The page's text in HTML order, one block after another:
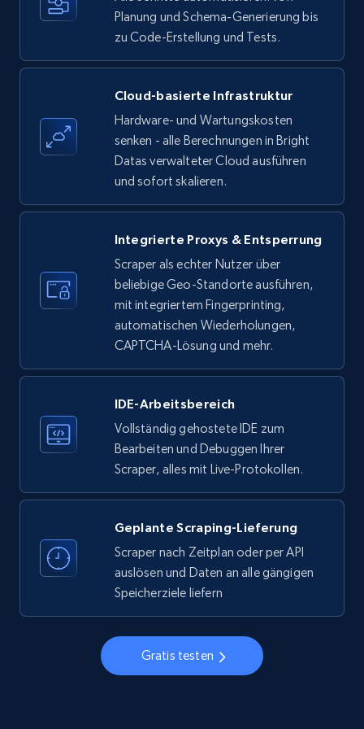
35.3K+ 5.7K+ Gratis testen
Amazon products - find products by using
upc numbers
Title, Seller name, Brand, Description, Initial
price, Currency, Availability, Reviews count, and
LinkedIn company information
ID, Name, Country code, Locations, Followers,
Employees in linkedin, About, Specialties, and
3.5K+ Gratis testen
business account, Is professional account, Is
verified, and more.
3.5K+ Gratis testen
Instagram - Profiles - Collect profile
Planung und Schema-Generierung bis
zu Code-Erstellung und Tests.
Cloud-basierte Infrastruktur
Hardware- und Wartungskosten
senken - alle Berechnungen in Bright
Datas verwalteter Cloud ausführen
und sofort skalieren.
Integrierte Proxys & Entsperrung
Scraper als echter Nutzer über
beliebige Geo-Standorte ausführen,
mit integriertem Fingerprinting,
automatischen Wiederholungen,
CAPTCHA-Lösung und mehr.
IDE-Arbeitsbereich
Vollständig gehostete IDE zum
Bearbeiten und Debuggen Ihrer
Scraper, alles mit Live-Protokollen.
Geplante Scraping-Lieferung
Scraper nach Zeitplan oder per API
auslösen und Daten an alle gängigen
Speicherziele liefern
Gratis testen